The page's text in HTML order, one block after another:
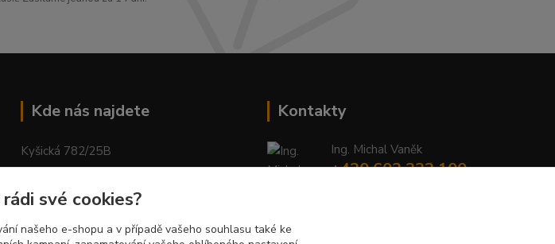
Kde nás najdete
Kyšická 782/25B
Kontakty
Ing. Michal Vaněk
+420 603 332 100
své cookies?
našeho e-shopu a v případě vašeho souhlasu také ke